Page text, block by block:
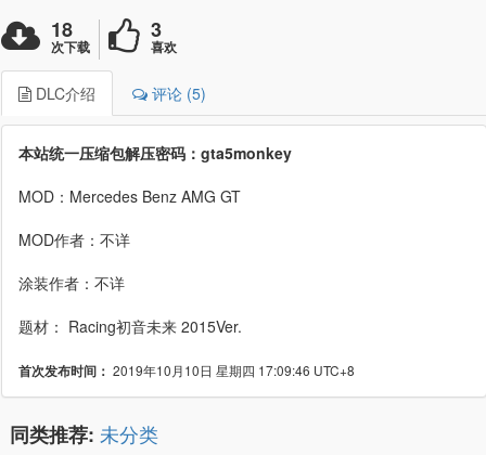
18
次下载
3
喜欢
DLC介绍 评论 (5)
本站统一压缩包解压密码：gta5monkey
MOD：Mercedes Benz AMG GT
MOD作者：不详
涂装作者： 不详
题材： Racing初音未来 2015Ver.
首次发布时间： 2019年10月10日 星期四 17:09:46 UTC+8
同类推荐: 未分类